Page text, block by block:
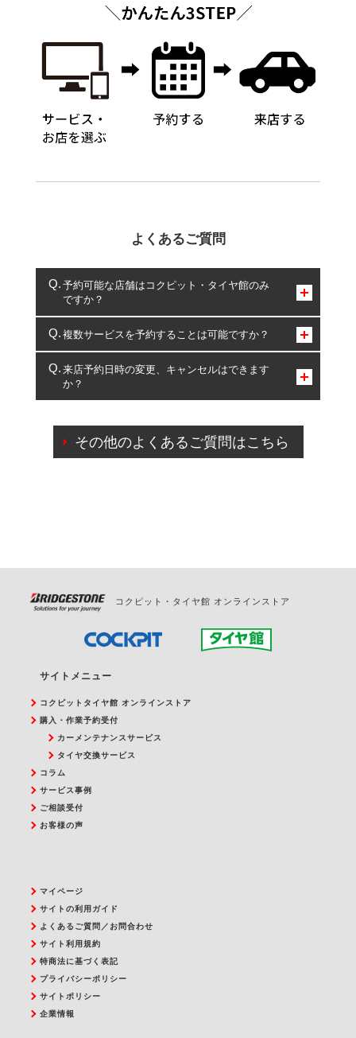
よくあるご質問
予約可能な店舗はコクピット・タイヤ館のみ
ですか？
コクピット・タイヤ館のみとなります。
複数サービスを予約することは可能ですか？
複数サービスのご予約は可能です。
一部の商品・サービスの組み合わせに限り、同時にご予約が
出来ないものもございます。
来店予約日時の変更、キャンセルはできます
か？
ご来店予約日の3営業日前を過ぎている場合のご予約
の日時変更につきましては、直接ご予約の店舗まで
その他のよくあるご質問はこちら
コクピット・タイヤ館 オンラインストア
サイトメニュー
コクピットタイヤ館 オンラインストア
購入・作業予約受付
カーメンテナンスサービス
タイヤ交換サービス
コラム
サービス事例
ご相談受付
お客様の声
マイページ
サイトの利用ガイド
よくあるご質問／お問合わせ
サイト利用規約
特商法に基づく表記
プライバシーポリシー
サイトポリシー
企業情報